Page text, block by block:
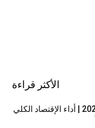
الأكثر قراءة
إجمالي الناتج المحلي 2025 | أداء الإقتصاد الكلي